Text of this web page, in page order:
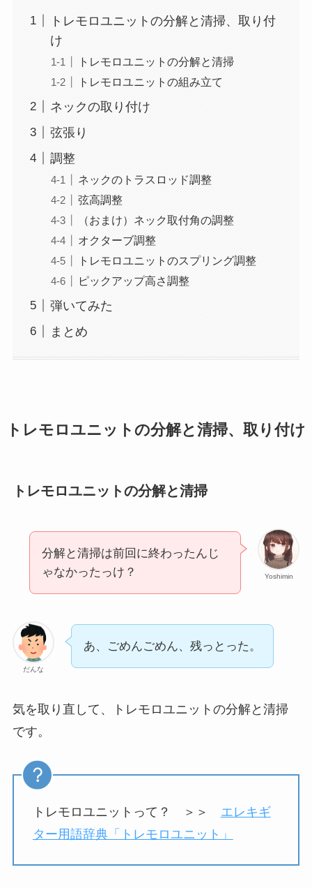
トレモロユニットの分解と清掃、取り付
け
トレモロユニットの分解と清掃
トレモロユニットの組み立て
ネックの取り付け
弦張り
調整
ネックのトラスロッド調整
弦高調整
（おまけ）ネック取付角の調整
オクターブ調整
トレモロユニットのスプリング調整
ピックアップ高さ調整
弾いてみた
まとめ
トレモロユニットの分解と清掃、取り付け
トレモロユニットの分解と清掃
Yoshimin
分解と清掃は前回に終わったんじ
ゃなかったっけ？
だんな
あ、ごめんごめん、残っとった。
気を取り直して、トレモロユニットの分解と清掃
です。
トレモロユニットって？ ＞＞ エレキギ
ター用語辞典「トレモロユニット」